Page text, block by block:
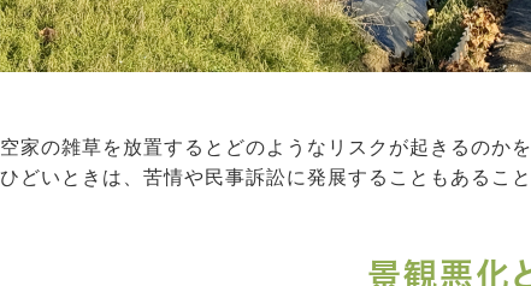
空家の雑草を放置するとどのようなリスクが起きるのか
ひどいときは、苦情や民事訴訟に発展することもあるこ
景観悪化